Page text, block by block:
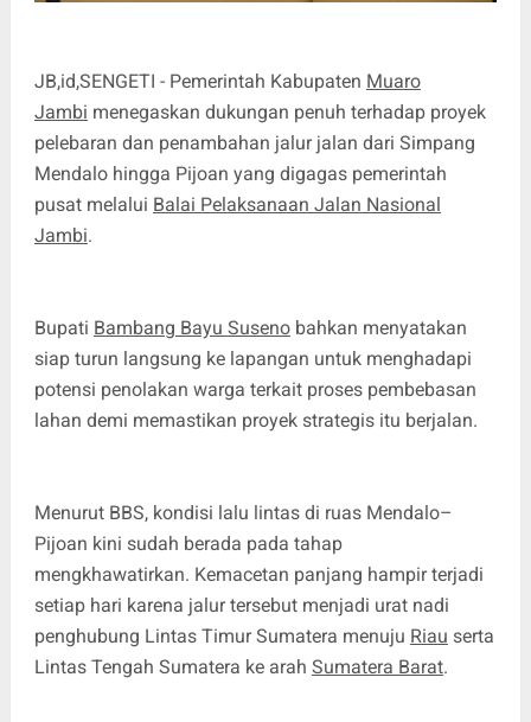
JB,id,SENGETI - Pemerintah Kabupaten Muaro
Jambi menegaskan dukungan penuh terhadap proyek
pelebaran dan penambahan jalur jalan dari Simpang
Mendalo hingga Pijoan yang digagas pemerintah
pusat melalui Balai Pelaksanaan Jalan Nasional
Jambi.
Bupati Bambang Bayu Susenobahkan menyatakan
siap turun langsung ke lapangan untuk menghadapi
potensi penolakan warga terkait proses pembebasan
lahan demi memastikan proyek strategis itu berjalan.
Menurut BBS, kondisi lalu lintas di ruas Mendalo–
Pijoan kini sudah berada pada tahap
mengkhawatirkan. Kemacetan panjang hampir terjadi
setiap hari karena jalur tersebut menjadi urat nadi
penghubung Lintas Timur Sumatera menuju Riau serta
Lintas Tengah Sumatera ke arah Sumatera Barat.